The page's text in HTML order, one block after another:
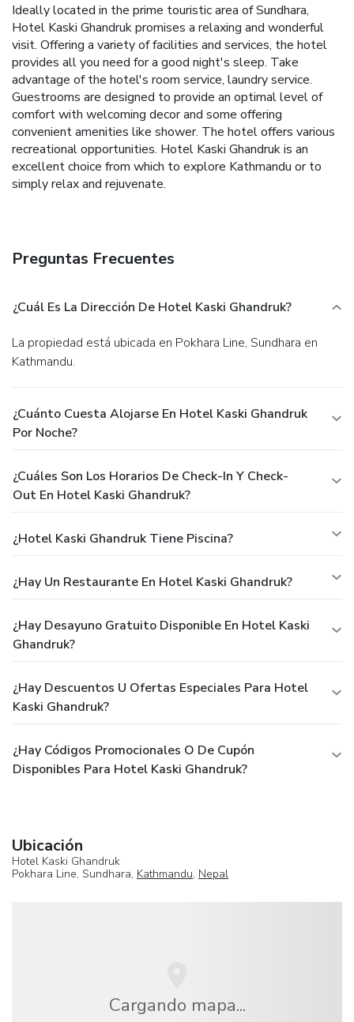
Ideally located in the prime touristic area of Sundhara,
Hotel Kaski Ghandruk promises a relaxing and wonderful
visit. Offering a variety of facilities and services, the hotel
provides all you need for a good night's sleep. Take
advantage of the hotel's room service, laundry service.
Guestrooms are designed to provide an optimal level of
comfort with welcoming decor and some offering
convenient amenities like shower. The hotel offers various
recreational opportunities. Hotel Kaski Ghandruk is an
excellent choice from which to explore Kathmandu or to
simply relax and rejuvenate.
Preguntas Frecuentes
¿Cuál Es La Dirección De Hotel Kaski Ghandruk?
La propiedad está ubicada en Pokhara Line, Sundhara en
Kathmandu.
¿Cuánto Cuesta Alojarse En Hotel Kaski Ghandruk
Por Noche?
¿Cuáles Son Los Horarios De Check-In Y Check-
Out En Hotel Kaski Ghandruk?
¿Hotel Kaski Ghandruk Tiene Piscina?
¿Hay Un Restaurante En Hotel Kaski Ghandruk?
¿Hay Desayuno Gratuito Disponible En Hotel Kaski
Ghandruk?
¿Hay Descuentos U Ofertas Especiales Para Hotel
Kaski Ghandruk?
¿Hay Códigos Promocionales O De Cupón
Disponibles Para Hotel Kaski Ghandruk?
Ubicación
Hotel Kaski Ghandruk
Pokhara Line, Sundhara, Kathmandu, Nepal
Cargando mapa...